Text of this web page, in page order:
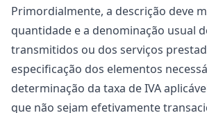
Primordialmente, a descrição deve
quantidade e a denominação usual
transmitidos ou dos serviços
especificação dos elementos
determinação da taxa de IVA
que não sejam efetivamente